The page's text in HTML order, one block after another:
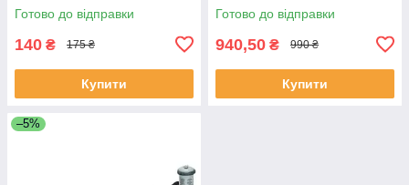
Готово до відправки
140 ₴ 175 ₴
Купити
Готово до відправки
940,50 ₴ 990 ₴
Купити
–5%